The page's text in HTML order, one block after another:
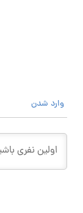
وارد شدن